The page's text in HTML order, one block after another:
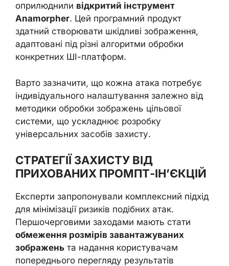
оприлюднили відкритий інструмент
Anamorpher. Цей програмний продукт
здатний створювати шкідливі зображення,
адаптовані під різні алгоритми обробки
конкретних ШІ-платформ.
Варто зазначити, що кожна атака потребує
індивідуального налаштування залежно від
методики обробки зображень цільової
системи, що ускладнює розробку
універсальних засобів захисту.
СТРАТЕГІЇ ЗАХИСТУ ВІД
ПРИХОВАНИХ ПРОМПТ-ІН’ЄКЦІЙ
Експерти запропонували комплексний підхід
для мінімізації ризиків подібних атак.
Першочерговими заходами мають стати
обмеження розмірів завантажуваних
зображень та надання користувачам
попереднього перегляду результатів